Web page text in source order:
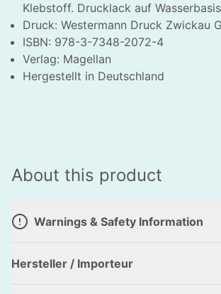
Klebstoff. Drucklack auf
Druck: Westermann Druck Zwickau
ISBN: 978-3-7348-2072-4
Verlag: Magellan
Hergestellt in Deutschland
About this product
Warnings & Safety Information
Hersteller / Importeur